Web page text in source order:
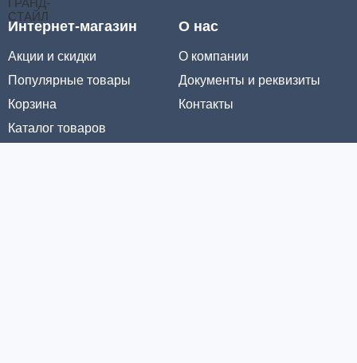
Интернет-магазин
Акции и скидки
Популярные товары
Корзина
Каталог товаров
О нас
О компании
Документы и реквизиты
Контакты